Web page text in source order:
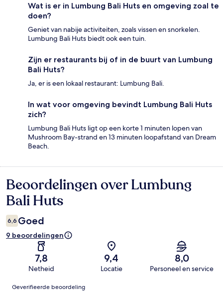
Wat is er in Lumbung Bali Huts en omgeving zoal te
doen?
Geniet van nabije activiteiten, zoals vissen en snorkelen.
Lumbung Bali Huts biedt ook een tuin.
Zijn er restaurants bij of in de buurt van Lumbung
Bali Huts?
Ja, er is een lokaal restaurant: Lumbung Bali.
In wat voor omgeving bevindt Lumbung Bali Huts
zich?
Lumbung Bali Huts ligt op een korte 1 minuten lopen van
Mushroom Bay-strand en 13 minuten loopafstand van Dream
Beach.
Beoordelingen
Beoordelingen over Lumbung
Bali Huts
6,6 Goed
9 beoordelingen
7,8
Netheid
9,4
Locatie
8,0
Personeel en service
Beoordelingen
Geverifieerde beoordeling